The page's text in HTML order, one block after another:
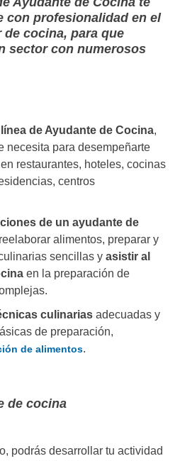
con profesionalidad en el
cocina, para que
sector con numerosos
de Ayudante de Cocina,
necesita para desempeñarte
en restaurantes, hoteles, cocinas
centros
de un ayudante de
alimentos, preparar y
sencillas y asistir al
en la preparación de
culinarias adecuadas y
de preparación,
de alimentos.
de cocina
podrás desarrollar tu actividad